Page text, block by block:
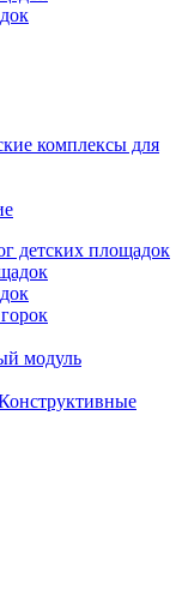
комплексы для
детских площадок
модуль